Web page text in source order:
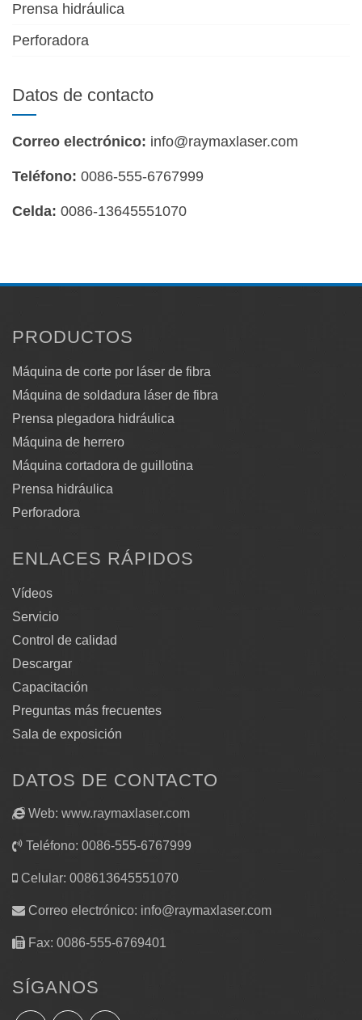
Prensa hidráulica
Perforadora
Datos de contacto
Correo electrónico: info@raymaxlaser.com
Teléfono: 0086-555-6767999
Celda: 0086-13645551070
PRODUCTOS
Máquina de corte por láser de fibra
Máquina de soldadura láser de fibra
Prensa plegadora hidráulica
Máquina de herrero
Máquina cortadora de guillotina
Prensa hidráulica
Perforadora
ENLACES RÁPIDOS
Vídeos
Servicio
Control de calidad
Descargar
Capacitación
Preguntas más frecuentes
Sala de exposición
DATOS DE CONTACTO
Web: www.raymaxlaser.com
Teléfono: 0086-555-6767999
Celular: 008613645551070
Correo electrónico: info@raymaxlaser.com
Fax: 0086-555-6769401
SÍGANOS